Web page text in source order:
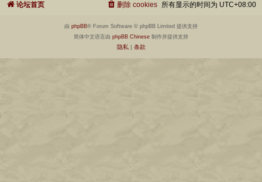
论坛首页 所有显示的时间为 UTC+08:00
删除 cookies
由 phpBB® Forum Software © phpBB Limited 提供支持
简体中文语言由 phpBB Chinese 制作并提供支持
隐私| 条款